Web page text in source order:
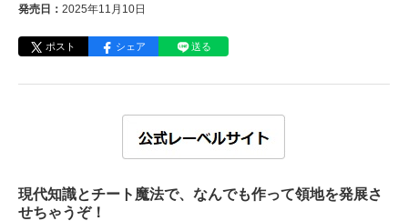
発売日： 2025年11月10日
ポスト シェア 送る
現代知識とチート魔法で、なんでも作って領地を発展さ
せちゃうぞ！